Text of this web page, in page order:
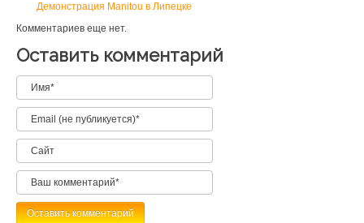
Демонстрация Manitou в Липецке
Комментариев еще нет.
Оставить комментарий